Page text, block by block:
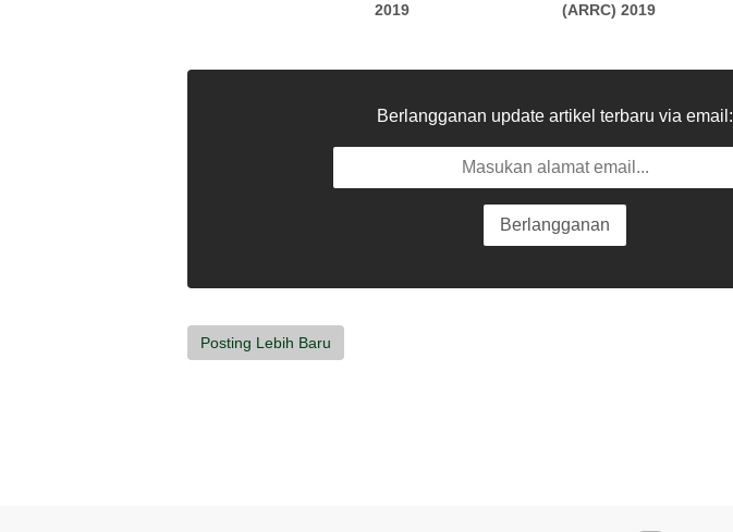
2019
(ARRC) 2019
Berlangganan update artikel terbaru via email:
Posting Lebih Baru